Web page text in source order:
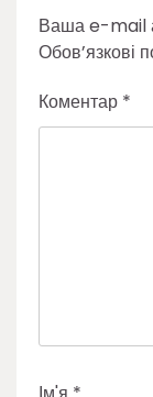
Ваша e-mail
Обов’язкові
Коментар *